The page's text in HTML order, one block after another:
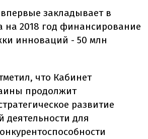
закладывает в
на 2018 год финансирование
инноваций - 50 млн
что Кабинет
продолжит
развитие
для